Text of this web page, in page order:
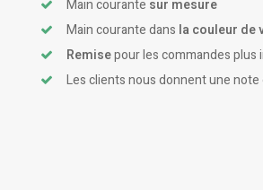
Main courante sur mesure
Main courante dans la couleur de
Remisepour les commandes plus
Les clients nous donnent une note